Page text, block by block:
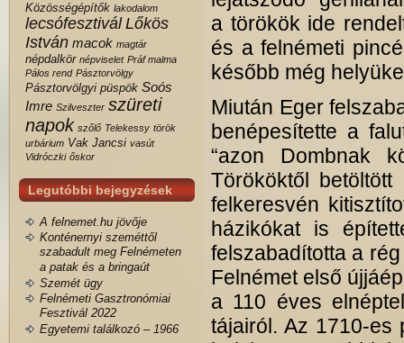
Közösségépítők lakodalom
lecsófesztivál Lőkös
István macok magtár
népdalkör népviselet Práf malma
Pálos rend Pásztorvölgy
Pásztorvölgyi püspök Soós
Imre Szilveszter szüreti
napok szőlő Telekessy török
urbárium Vak Jancsi vasút
Vidróczki őskor
Legutóbbi bejegyzések
A felnemet.hu jövője
Konténernyi szeméttől
szabadult meg Felnémeten
a patak és a bringaút
Szemét ügy
Felnémeti Gasztronómiai
Fesztivál 2022
Egyetemi találkozó – 1966
a törökök ide
és a felnémeti
később még
Miután Eger
benépesítette a
“azon Dombnak
Törököktől
felkeresvén
házikókat is
felszabadította a
Felnémet első
a 110 éves
tájairól. Az 1710-es